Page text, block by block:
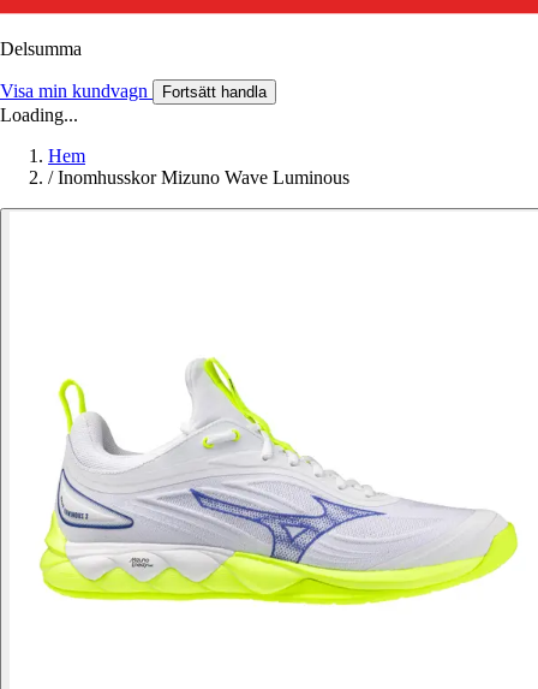
Delsumma
Visa min kundvagn Fortsätt handla
Loading...
Hem
/ Inomhusskor Mizuno Wave Luminous